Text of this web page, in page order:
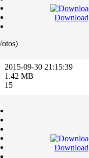
Download
2015-09-30 21:15:39
1.42 MB
15
Download